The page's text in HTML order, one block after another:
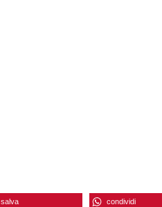
salva condividi